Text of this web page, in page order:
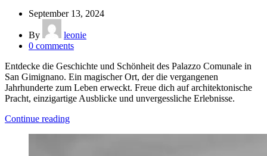
September 13, 2024
By
leonie
0 comments
Entdecke die Geschichte und Schönheit des Palazzo Comunale in
San Gimignano. Ein magischer Ort, der die vergangenen
Jahrhunderte zum Leben erweckt. Freue dich auf architektonische
Pracht, einzigartige Ausblicke und unvergessliche Erlebnisse.
Continue reading